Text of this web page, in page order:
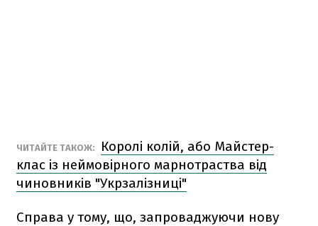
ЧИТАЙТЕ ТАКОЖ:
Королі колій, або Майстер-
клас із неймовірного марнотраства від
чиновників "Укрзалізниці"
Справа у тому, що, запроваджуючи нову